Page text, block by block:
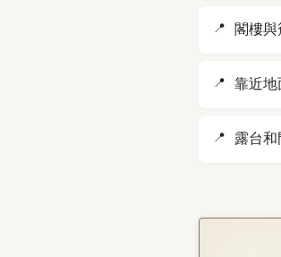
閣樓與
靠近地
露台